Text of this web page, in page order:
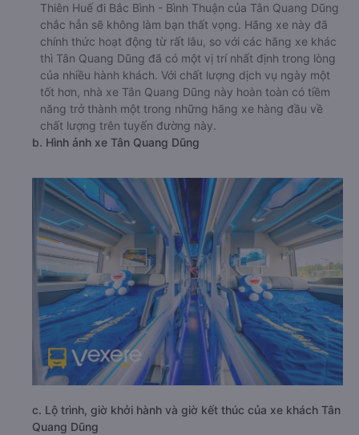
Thiên Huế đi Bắc Bình - Bình Thuận của Tân Quang Dũng
chắc hẳn sẽ không làm bạn thất vọng. Hãng xe này đã
chính thức hoạt động từ rất lâu, so với các hãng xe khác
thì Tân Quang Dũng đã có một vị trí nhất định trong lòng
của nhiều hành khách. Với chất lượng dịch vụ ngày một
tốt hơn, nhà xe Tân Quang Dũng này hoàn toàn có tiềm
năng trở thành một trong những hãng xe hàng đầu về
chất lượng trên tuyến đường này.
b. Hình ảnh xe Tân Quang Dũng
c. Lộ trình, giờ khởi hành và giờ kết thúc của xe khách Tân
Quang Dũng